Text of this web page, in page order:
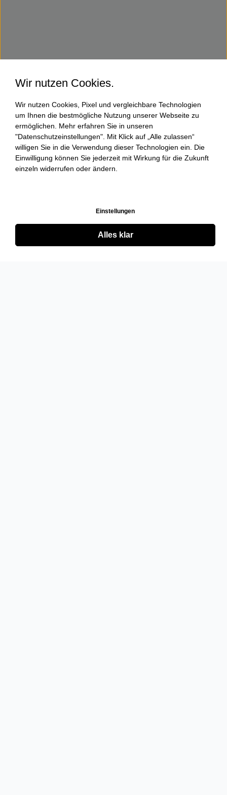
Wir nutzen Cookies.
Wir nutzen Cookies, Pixel und vergleichbare Technologien
um Ihnen die bestmögliche Nutzung unserer Webseite zu
ermöglichen. Mehr erfahren Sie in unseren
"Datenschutzeinstellungen". Mit Klick auf „Alle zulassen“
willigen Sie in die Verwendung dieser Technologien ein. Die
Einwilligung können Sie jederzeit mit Wirkung für die Zukunft
einzeln widerrufen oder ändern.
Einstellungen
Alles klar